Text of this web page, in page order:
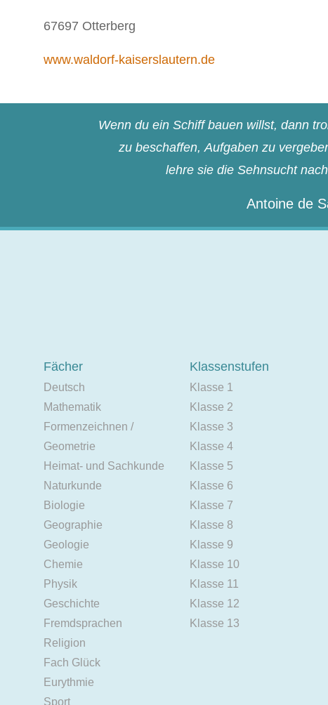
67697 Otterberg
www.waldorf-kaiserslautern.de
Wenn du ein Schiff bauen willst, dann
zu beschaffen, Aufgaben zu
lehre sie die Sehnsucht
Antoine de
Fächer
Deutsch
Mathematik
Formenzeichnen /
Geometrie
Heimat- und Sachkunde
Naturkunde
Biologie
Geographie
Geologie
Chemie
Physik
Geschichte
Fremdsprachen
Religion
Fach Glück
Eurythmie
Sport
Klassenstufen
Klasse 1
Klasse 2
Klasse 3
Klasse 4
Klasse 5
Klasse 6
Klasse 7
Klasse 8
Klasse 9
Klasse 10
Klasse 11
Klasse 12
Klasse 13